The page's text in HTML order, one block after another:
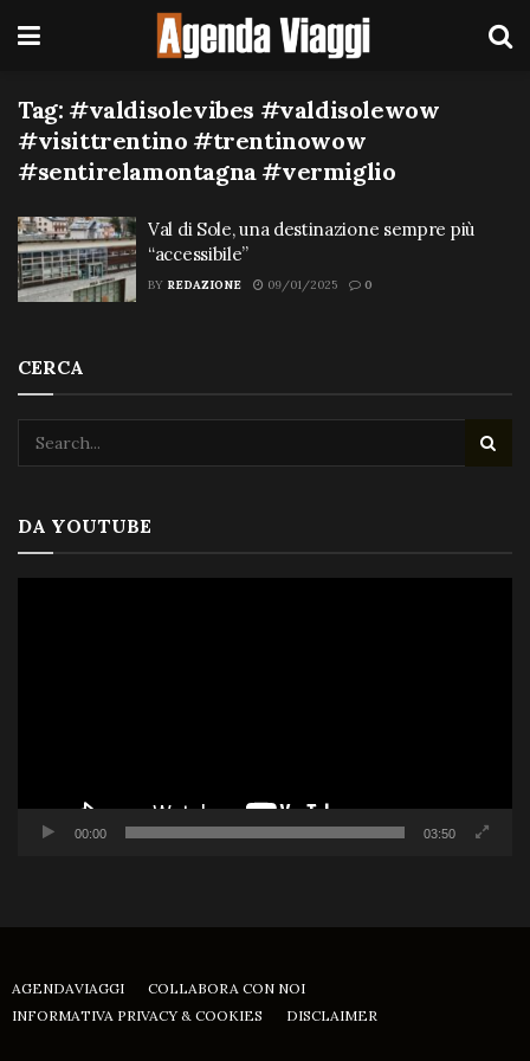
Tag: #valdisolevibes #valdisolewow
#visittrentino #trentinowow
#sentirelamontagna #vermiglio
Val di Sole, una destinazione sempre più
“accessibile”
BY REDAZIONE 09/01/2025 0
CERCA
DA YOUTUBE
00:00 03:50
AGENDAVIAGGI
COLLABORA CON NOI
INFORMATIVA PRIVACY & COOKIES
DISCLAIMER